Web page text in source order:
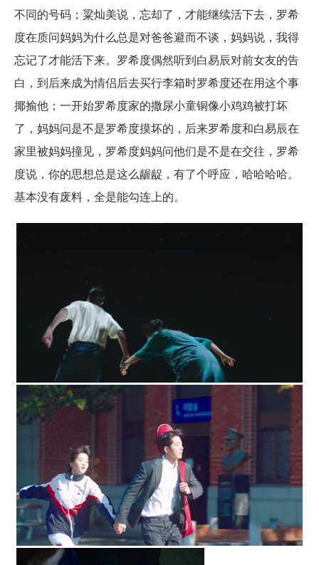
不同的号码；粱灿美说，忘却了，才能继续活下去，罗希
度在质问妈妈为什么总是对爸爸避而不谈，妈妈说，我得
忘记了才能活下来。罗希度偶然听到白易辰对前女友的告
白，到后来成为情侣后去买行李箱时罗希度还在用这个事
揶揄他；一开始罗希度家的撒尿小童铜像小鸡鸡被打坏
了，妈妈问是不是罗希度摸坏的，后来罗希度和白易辰在
家里被妈妈撞见，罗希度妈妈问他们是不是在交往，罗希
度说，你的思想总是这么龌龊，有了个呼应，哈哈哈哈。
基本没有废料，全是能勾连上的。